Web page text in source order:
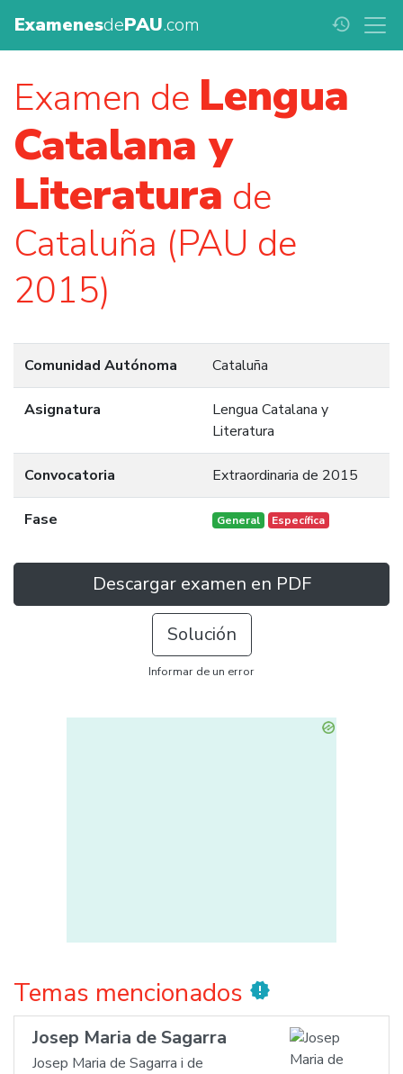
ExamenesdePAU.com history
Examen de Lengua
Catalana y
Literatura de
Cataluña (PAU de
2015)
Comunidad Autónoma Cataluña
Asignatura
Lengua Catalana y
Literatura
Convocatoria Extraordinaria de 2015
Fase General Específica
Descargar examen en PDF
Solución
Informar de un error
Temas mencionados new_releases
Josep Maria de Sagarra
Josep Maria de Sagarra i de